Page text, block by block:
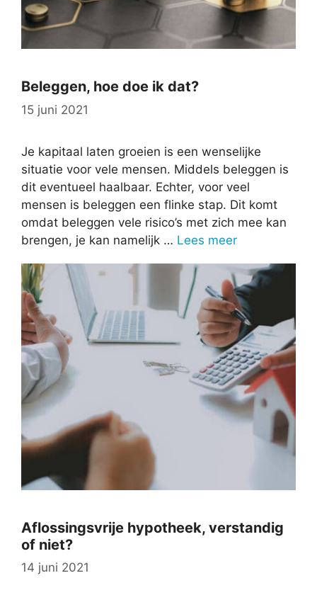
Beleggen, hoe doe ik dat?
15 juni 2021
Je kapitaal laten groeien is een wenselijke
situatie voor vele mensen. Middels beleggen is
dit eventueel haalbaar. Echter, voor veel
mensen is beleggen een flinke stap. Dit komt
omdat beleggen vele risico’s met zich mee kan
brengen, je kan namelijk … Lees meer
Aflossingsvrije hypotheek, verstandig
of niet?
14 juni 2021